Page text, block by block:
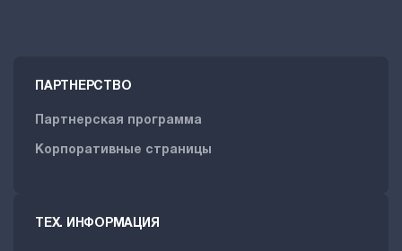
ПАРТНЕРСТВО
Партнерская программа
Корпоративные страницы
ТЕХ. ИНФОРМАЦИЯ